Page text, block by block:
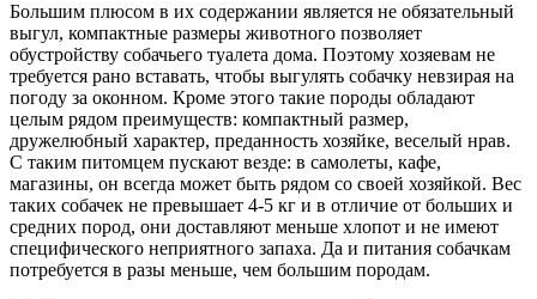
Большим плюсом в их содержании является не обязательный
выгул, компактные размеры животного позволяет
обустройству собачьего туалета дома. Поэтому хозяевам не
требуется рано вставать, чтобы выгулять собачку невзирая на
погоду за оконном. Кроме этого такие породы обладают
целым рядом преимуществ: компактный размер,
дружелюбный характер, преданность хозяйке, веселый нрав.
С таким питомцем пускают везде: в самолеты, кафе,
магазины, он всегда может быть рядом со своей хозяйкой. Вес
таких собачек не превышает 4-5 кг и в отличие от больших и
средних пород, они доставляют меньше хлопот и не имеют
специфического неприятного запаха. Да и питания собачкам
потребуется в разы меньше, чем большим породам.